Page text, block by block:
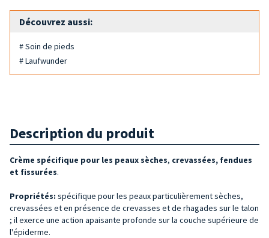
Découvrez aussi:
# Soin de pieds
# Laufwunder
Description du produit
Crème spécifique pour les peauxsèches, crevassées, fendues
et fissurées.
Propriétés: spécifique pour les peaux particulièrement sèches,
crevassées et en présence de crevasses et de rhagades sur le talon
; il exerce une action apaisante profonde sur la couche supérieure de
l'épiderme.